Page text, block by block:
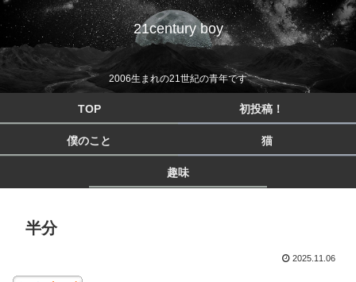
21century boy
2006生まれの21世紀の青年です
TOP 初投稿！
僕のこと 猫
趣味
半分
2025.11.06